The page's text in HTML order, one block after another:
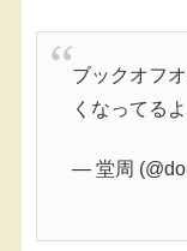
ブックオフ
くなってるよ
— 堂周